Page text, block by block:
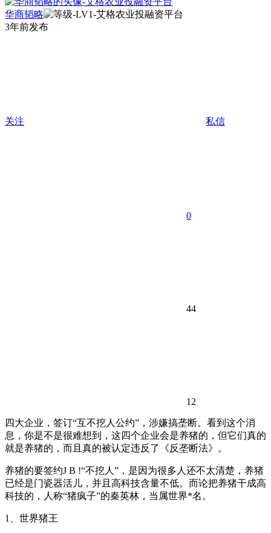
华商韬略
3年前发布
关注 私信
0
44
12
四大企业，签订“互不挖人公约”，涉嫌搞垄断。看到这个消
息，你是不是很难想到，这四个企业会是养猪的，但它们真的
就是养猪的，而且真的被认定违反了《反垄断法》。
养猪的要签约J B !“不挖人”，是因为很多人还不太清楚，养猪
已经是门瓷器活儿，并且高科技含量不低。而论把养猪干成高
科技的，人称“猪疯子”的秦英林，当属世界*名。
1、世界猪王